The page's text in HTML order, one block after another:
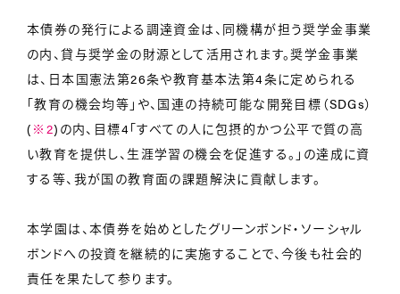
本債券の発行による調達資金は、同機構が担う奨学金事業
の内、貸与奨学金の財源として活用されます。奨学金事業
は、日本国憲法第26条や教育基本法第4条に定められる
「教育の機会均等」や、国連の持続可能な開発目標（SDGs）
( ※2)の内、目標4「すべての人に包摂的かつ公平で質の高
い教育を提供し、生涯学習の機会を促進する。」の達成に資
する等、我が国の教育面の課題解決に貢献します。
本学園は、本債券を始めとしたグリーンボンド・ソーシャル
ボンドへの投資を継続的に実施することで、今後も社会的
責任を果たして参ります。